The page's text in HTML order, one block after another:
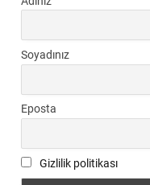
Soyadınız
Eposta
Gizlilik politikası